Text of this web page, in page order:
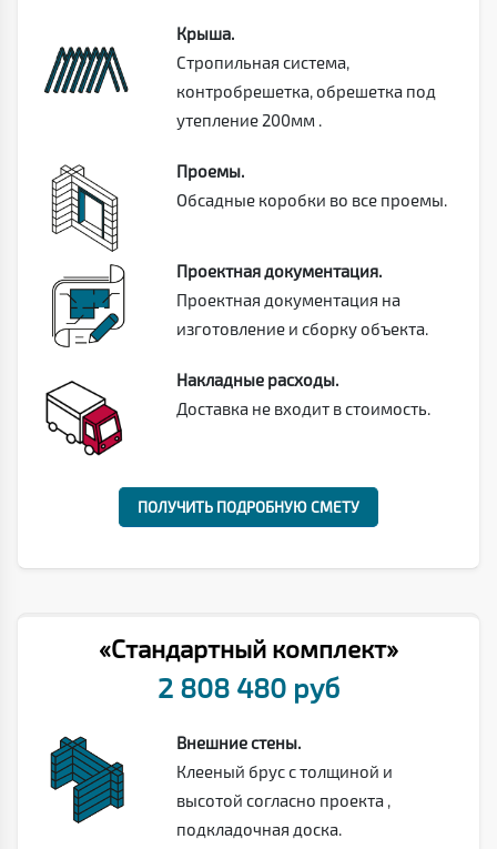
Крыша.
Стропильная система,
контробрешетка, обрешетка под
утепление 200мм .
Проемы.
Обсадные коробки во все проемы.
Проектная документация.
Проектная документация на
изготовление и сборку объекта.
Накладные расходы.
Доставка не входит в стоимость.
ПОЛУЧИТЬ ПОДРОБНУЮ СМЕТУ
«Стандартный комплект»
2 808 480 руб
Внешние стены.
Клееный брус с толщиной и
высотой согласно проекта ,
подкладочная доска.